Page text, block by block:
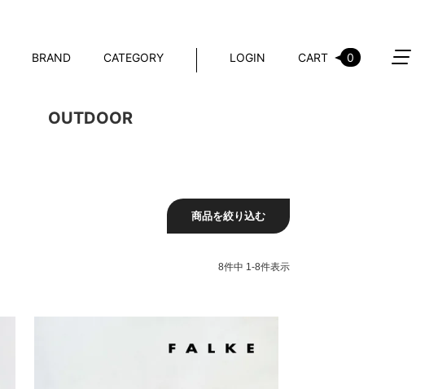
BRAND CATEGORY LOGIN CART 0
OUTDOOR
商品を絞り込む
8件中 1 -8件表示